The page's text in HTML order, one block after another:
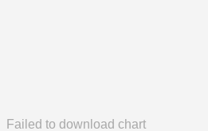
Failed to download chart